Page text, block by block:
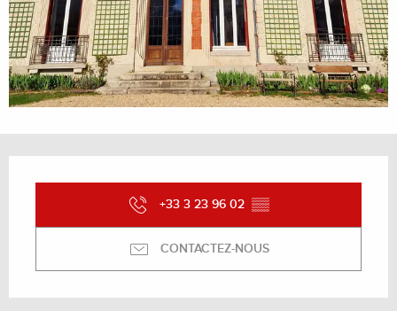
+33 3 23 96 02 ▒▒
CONTACTEZ-NOUS